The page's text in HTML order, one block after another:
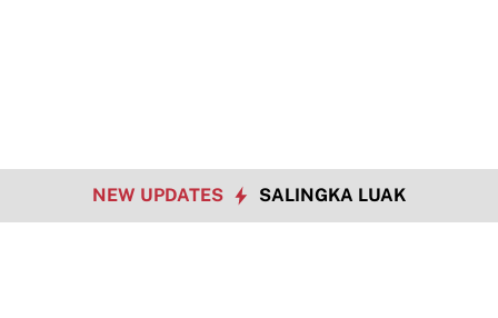
NEW UPDATES SALINGKA LUAK